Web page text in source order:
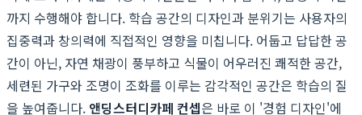
까지 수행해야 합니다. 학습 공간의 디자인과 분위기는 사용자의
집중력과 창의력에 직접적인 영향을 미칩니다. 어둡고 답답한 공
간이 아닌, 자연 채광이 풍부하고 식물이 어우러진 쾌적한 공간,
세련된 가구와 조명이 조화를 이루는 감각적인 공간은 학습의 질
을 높여줍니다. 앤딩스터디카페 컨셉은 바로 이 '경험 디자인'에